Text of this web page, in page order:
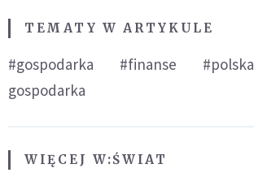
TEMATY W ARTYKULE
#gospodarka #finanse
#polska
gospodarka
WIĘCEJ W:ŚWIAT